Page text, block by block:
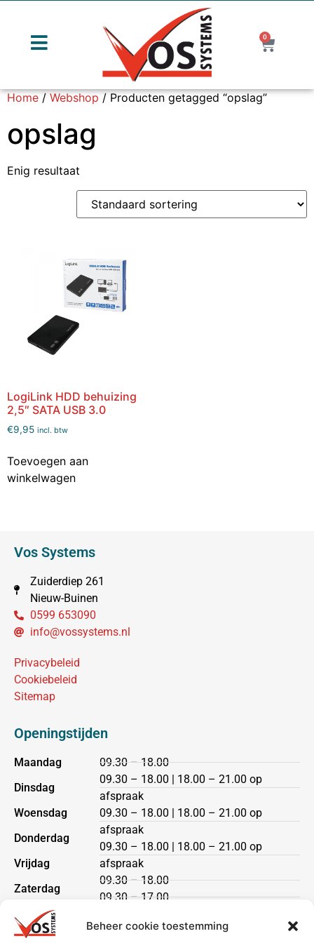
Beheer cookie toestemming
0
Home/Webshop/ Producten getagged “opslag”
opslag
Enig resultaat
LogiLink HDD behuizing
2,5″ SATA USB 3.0
€9,95 incl. btw
Toevoegen aan
winkelwagen
Vos Systems
Zuiderdiep 261
Nieuw-Buinen
0599 653090
info@vossystems.nl
Privacybeleid
Cookiebeleid
Sitemap
Openingstijden
Maandag
Dinsdag
Woensdag
Donderdag
Vrijdag
Zaterdag
Zondag
09.30 – 18.00
09.30 – 18.00 | 18.00 – 21.00 op
afspraak
09.30 – 18.00 | 18.00 – 21.00 op
afspraak
09.30 – 18.00 | 18.00 – 21.00 op
afspraak
09.30 – 18.00
09.30 – 17.00